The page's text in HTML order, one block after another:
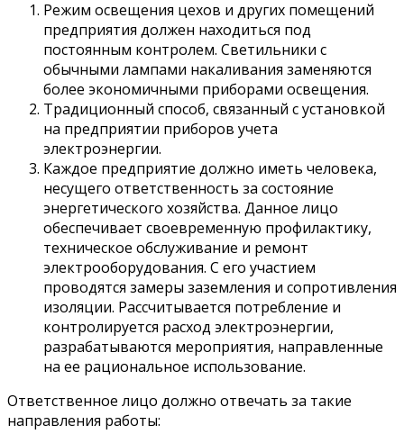
Режим освещения цехов и других помещений
предприятия должен находиться под
постоянным контролем. Светильники с
обычными лампами накаливания заменяются
более экономичными приборами освещения.
Традиционный способ, связанный с установкой
на предприятии приборов учета
электроэнергии.
Каждое предприятие должно иметь человека,
несущего ответственность за состояние
энергетического хозяйства. Данное лицо
обеспечивает своевременную профилактику,
техническое обслуживание и ремонт
электрооборудования. С его участием
проводятся замеры заземления и сопротивления
изоляции. Рассчитывается потребление и
контролируется расход электроэнергии,
разрабатываются мероприятия, направленные
на ее рациональное использование.
Ответственное лицо должно отвечать за такие
направления работы: